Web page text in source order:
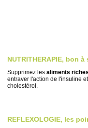
NUTRITHERAPIE, bon à
Supprimez les aliments
entraver l'action de l'insuline
cholestérol.
REFLEXOLOGIE, les